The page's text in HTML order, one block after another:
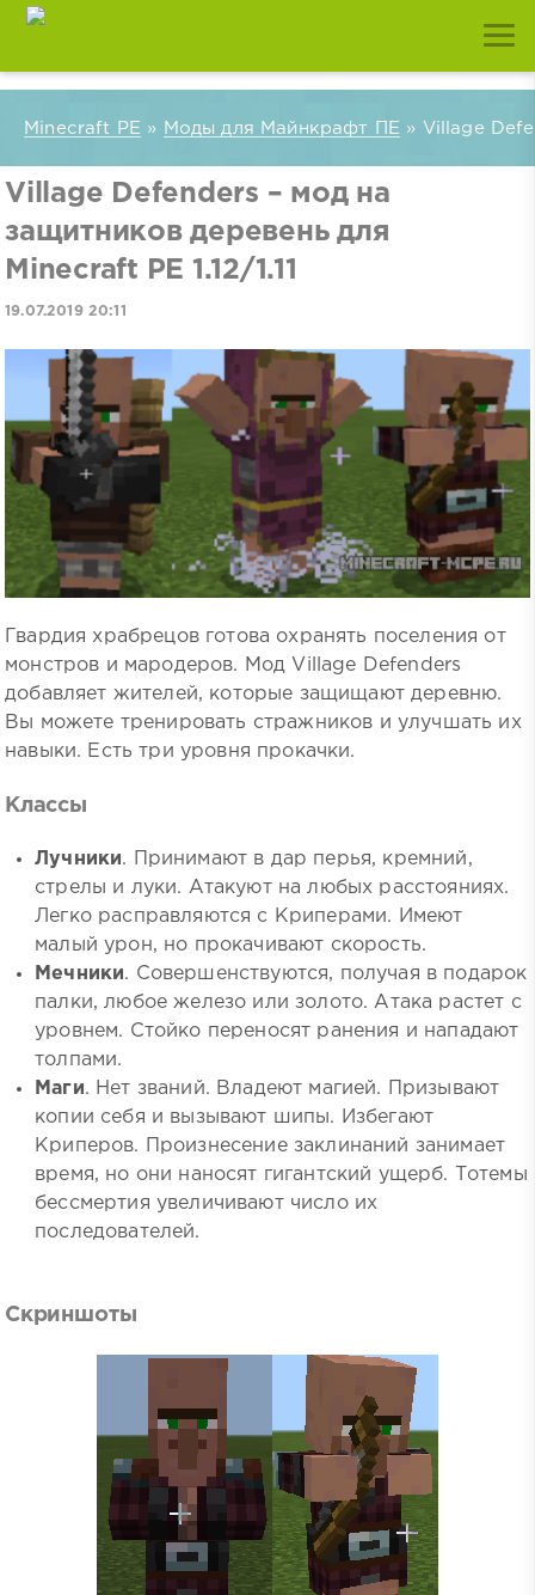
Minecraft PE » Моды для Майнкрафт ПЕ » Village
Village Defenders – мод на
защитников деревень для
Minecraft PE 1.12/1.11
19.07.2019 20:11
Гвардия храбрецов готова охранять поселения от
монстров и мародеров. Мод Village Defenders
добавляет жителей, которые защищают деревню.
Вы можете тренировать стражников и улучшать их
навыки. Есть три уровня прокачки.
Классы
Лучники. Принимают в дар перья, кремний,
стрелы и луки. Атакуют на любых расстояниях.
Легко расправляются с Криперами. Имеют
малый урон, но прокачивают скорость.
Мечники. Совершенствуются, получая в подарок
палки, любое железо или золото. Атака растет с
уровнем. Стойко переносят ранения и нападают
толпами.
Маги. Нет званий. Владеют магией. Призывают
копии себя и вызывают шипы. Избегают
Криперов. Произнесение заклинаний занимает
время, но они наносят гигантский ущерб. Тотемы
бессмертия увеличивают число их
последователей.
Скриншоты